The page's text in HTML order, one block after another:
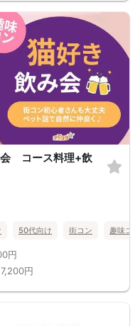
コース料理+飲
50代向け 街コン 趣味コン
円
7,200円